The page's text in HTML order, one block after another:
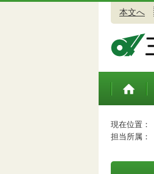
本文へ
トップペ
現在位置：
担当所属：